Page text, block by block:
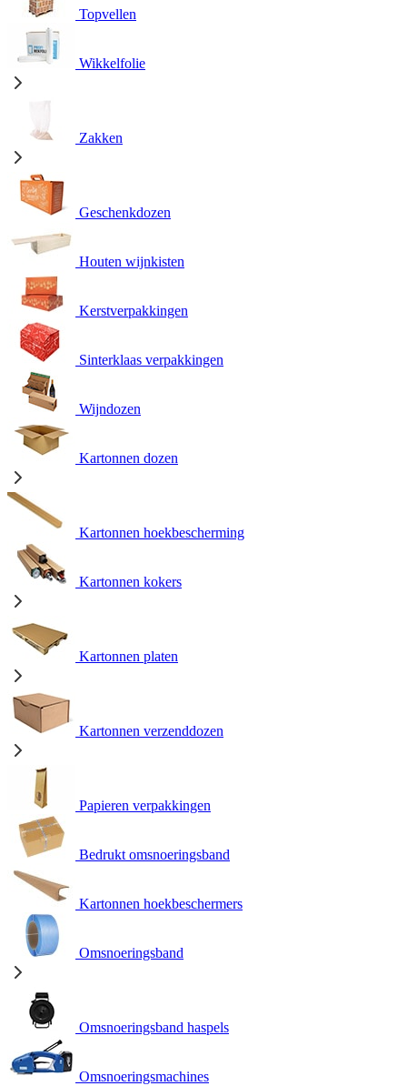
Topvellen
Wikkelfolie
Zakken
Geschenkdozen
Houten wijnkisten
Kerstverpakkingen
Sinterklaas verpakkingen
Wijndozen
Kartonnen dozen
Kartonnen hoekbescherming
Kartonnen kokers
Kartonnen platen
Kartonnen verzenddozen
Papieren verpakkingen
Bedrukt omsnoeringsband
Kartonnen hoekbeschermers
Omsnoeringsband
Omsnoeringsband haspels
Omsnoeringsmachines